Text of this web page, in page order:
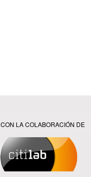
CON LA COLABORACIÓN DE